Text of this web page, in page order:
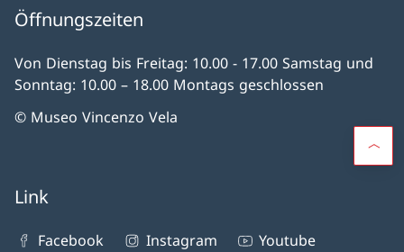
Öffnungszeiten
Von Dienstag bis Freitag: 10.00 - 17.00 Samstag und
Sonntag: 10.00 – 18.00 Montags geschlossen
© Museo Vincenzo Vela
Link
Facebook Instagram Youtube